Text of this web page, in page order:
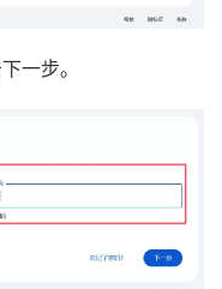
一步。